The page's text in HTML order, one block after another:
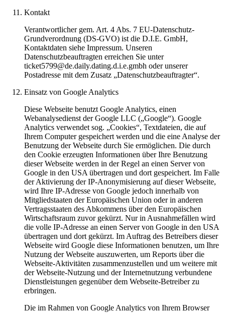
Kontakt
Verantwortlicher gem. Art. 4 Abs. 7 EU-Datenschutz-
Grundverordnung (DS-GVO) ist die D.I.E. GmbH,
Kontaktdaten siehe Impressum. Unseren
Datenschutzbeauftragten erreichen Sie unter
ticket5799@de.daily.dating.d.i.e.gmbh oder unserer
Postadresse mit dem Zusatz „Datenschutzbeauftragter“.
Einsatz von Google Analytics
Diese Webseite benutzt Google Analytics, einen
Webanalysedienst der Google LLC („Google“). Google
Analytics verwendet sog. „Cookies“, Textdateien, die auf
Ihrem Computer gespeichert werden und die eine Analyse der
Benutzung der Webseite durch Sie ermöglichen. Die durch
den Cookie erzeugten Informationen über Ihre Benutzung
dieser Webseite werden in der Regel an einen Server von
Google in den USA übertragen und dort gespeichert. Im Falle
der Aktivierung der IP-Anonymisierung auf dieser Webseite,
wird Ihre IP-Adresse von Google jedoch innerhalb von
Mitgliedstaaten der Europäischen Union oder in anderen
Vertragsstaaten des Abkommens über den Europäischen
Wirtschaftsraum zuvor gekürzt. Nur in Ausnahmefällen wird
die volle IP-Adresse an einen Server von Google in den USA
übertragen und dort gekürzt. Im Auftrag des Betreibers dieser
Webseite wird Google diese Informationen benutzen, um Ihre
Nutzung der Webseite auszuwerten, um Reports über die
Webseite-Aktivitäten zusammenzustellen und um weitere mit
der Webseite-Nutzung und der Internetnutzung verbundene
Dienstleistungen gegenüber dem Webseite-Betreiber zu
erbringen.
Die im Rahmen von Google Analytics von Ihrem Browser